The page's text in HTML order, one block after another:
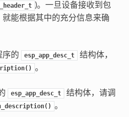
)。一旦设备接收到包
能根据其中的充分信息来确
序的 esp_app_desc_t
结构体，
。
esp_app_desc_t
结构体，请调
。